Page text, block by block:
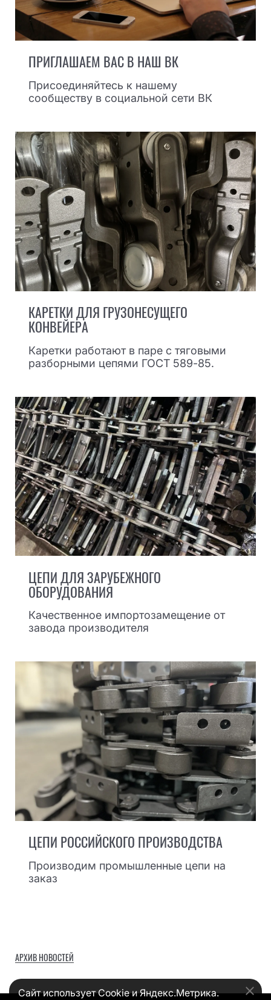
ПРИГЛАШАЕМ ВАС В НАШ ВК
Присоединяйтесь к нашему
сообществу в социальной сети ВК
КАРЕТКИ ДЛЯ ГРУЗОНЕСУЩЕГО
КОНВЕЙЕРА
Каретки работают в паре с тяговыми
разборными цепями ГОСТ 589-85.
ЦЕПИ ДЛЯ ЗАРУБЕЖНОГО
ОБОРУДОВАНИЯ
Качественное импортозамещение от
завода производителя
ЦЕПИ РОССИЙСКОГО ПРОИЗВОДСТВА
Производим промышленные цепи на
заказ
АРХИВ НОВОСТЕЙ
Сайт использует Cookie и Яндекс.Метрика.